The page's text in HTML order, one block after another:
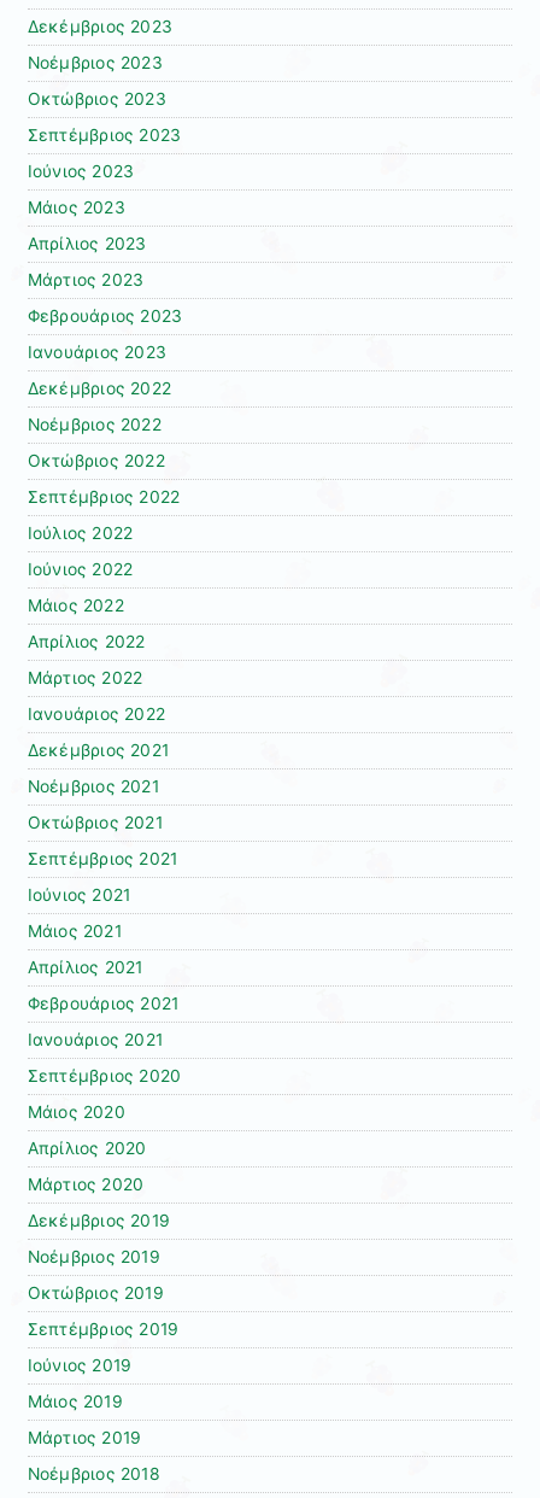
Δεκέμβριος 2023
Νοέμβριος 2023
Οκτώβριος 2023
Σεπτέμβριος 2023
Ιούνιος 2023
Μάιος 2023
Απρίλιος 2023
Μάρτιος 2023
Φεβρουάριος 2023
Ιανουάριος 2023
Δεκέμβριος 2022
Νοέμβριος 2022
Οκτώβριος 2022
Σεπτέμβριος 2022
Ιούλιος 2022
Ιούνιος 2022
Μάιος 2022
Απρίλιος 2022
Μάρτιος 2022
Ιανουάριος 2022
Δεκέμβριος 2021
Νοέμβριος 2021
Οκτώβριος 2021
Σεπτέμβριος 2021
Ιούνιος 2021
Μάιος 2021
Απρίλιος 2021
Φεβρουάριος 2021
Ιανουάριος 2021
Σεπτέμβριος 2020
Μάιος 2020
Απρίλιος 2020
Μάρτιος 2020
Δεκέμβριος 2019
Νοέμβριος 2019
Οκτώβριος 2019
Σεπτέμβριος 2019
Ιούνιος 2019
Μάιος 2019
Μάρτιος 2019
Νοέμβριος 2018